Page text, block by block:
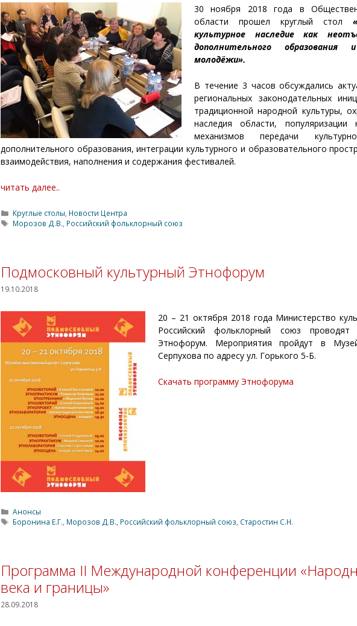
30 ноября 2018 года в
области прошел круглый стол
культурное наследие как
дополнительного
молодёжи».
В течение 3 часов обсуждались
региональных законодательных
традиционной народной культуры,
наследия области,
механизмов передачи
дополнительного образования, интеграции культурного и образовательного
взаимодействия, наполнения и содержания фестивалей.
читать далее..
Рубрики
Круглые столы Новости Центра
Метки
Морозов Д.В. Российский фольклорный союз
Подмосковный культурный Этнофорум
19.10.2018
20 – 21 октября 2018 года Министерство
Российский фольклорный союз проводят
Этнофорум. Мероприятия пройдут в
Серпухова по адресу ул. Горького 5-Б.
Скачать программу Этнофорума
Рубрики
Анонсы
Метки
Боронина Е.Г. Морозов Д.В. Российский фольклорный союз Старостин С.Н.
Программа II Международной конференции
века и границы»
28.09.2018